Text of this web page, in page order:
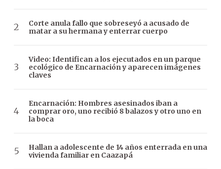
Corte anula fallo que sobreseyó a acusado de
matar a su hermana y enterrar cuerpo
Video: Identifican a los ejecutados en un parque
ecológico de Encarnación y aparecen imágenes
claves
Encarnación: Hombres asesinados iban a
comprar oro, uno recibió 8 balazos y otro uno en
la boca
Hallan a adolescente de 14 años enterrada en una
vivienda familiar en Caazapá